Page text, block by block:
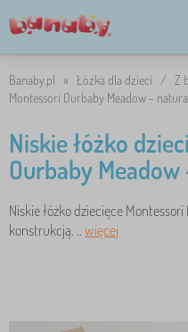
Banaby.pl » Łóżka dla dzieci / Z
Montessori Ourbaby Meadow -
Niskie łóżko
Ourbaby
Niskie łóżko dziecięce
konstrukcją. .. więcej